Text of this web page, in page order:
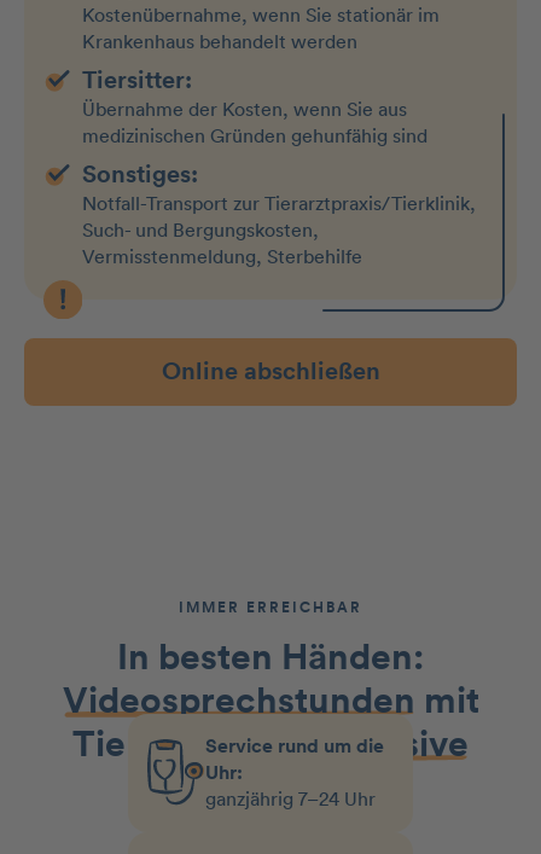
Kostenübernahme, wenn Sie stationär im
Krankenhaus behandelt werden
Tiersitter:
Übernahme der Kosten, wenn Sie aus
medizinischen Gründen gehunfähig sind
Sonstiges:
Notfall-Transport zur Tierarztpraxis/Tierklinik,
Such- und Bergungskosten,
Vermisstenmeldung, Sterbehilfe
Online abschließen
IMMER ERREICHBAR
In besten Händen:
Videosprechstunden mit
Tierärzt:innen inklusive
Service rund um die
Uhr:
ganzjährig 7–24 Uhr